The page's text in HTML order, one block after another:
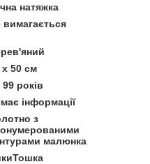
натяжка
вимагається
х 50 см
99 років
інформації
з
малюнка